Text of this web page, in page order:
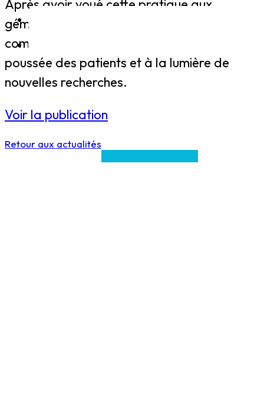
Après avoir voué cette pratique aux
gémonies, la médecine officielle
commence à s’y intéresser, sous la
poussée des patients et à la lumière de
nouvelles recherches.
Voir la publication
Retour aux actualités